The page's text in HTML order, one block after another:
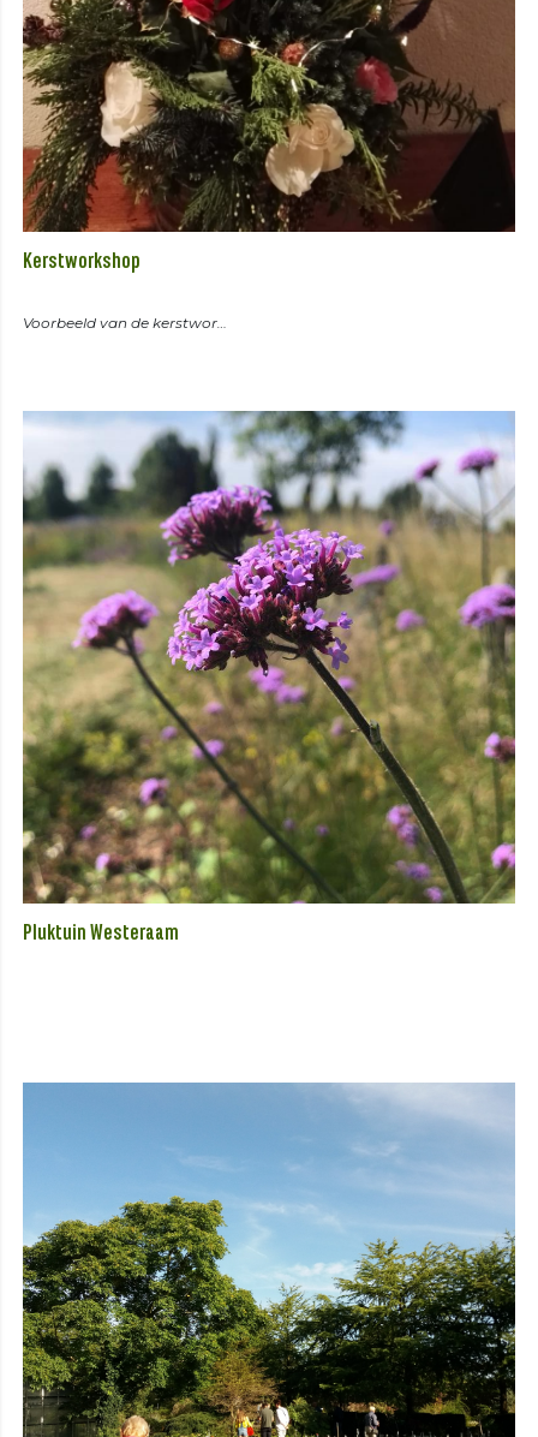
Kerstworkshop
Pluktuin Westeraam